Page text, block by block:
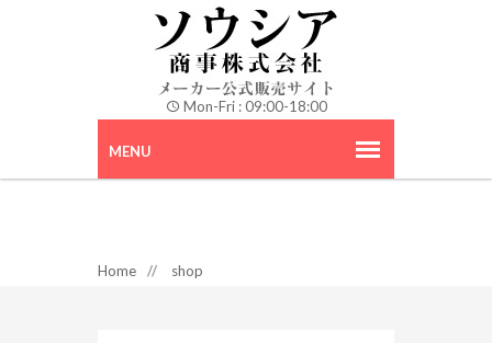
Mon-Fri : 09:00-18:00
Home // shop